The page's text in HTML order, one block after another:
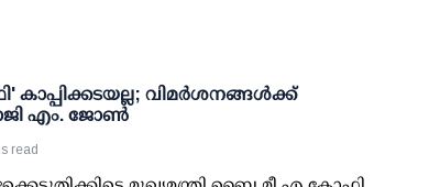
വിമര്‍ശനങ്ങള്‍ക്ക്
എം. ജോണ്‍
read